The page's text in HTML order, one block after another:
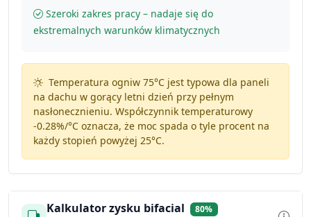
Szeroki zakres pracy – nadaje się do
ekstremalnych warunków klimatycznych
Temperatura ogniw 75°C jest typowa dla paneli
na dachu w gorący letni dzień przy pełnym
nasłonecznieniu. Współczynnik temperaturowy
-0.28%/°Coznacza, że moc spada o tyle procent na
każdy stopień powyżej 25°C.
Kalkulator zysku bifacial
80%